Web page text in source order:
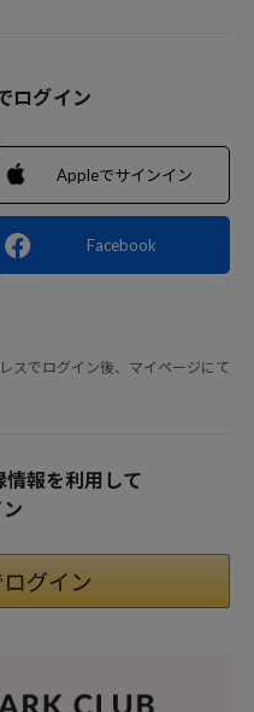
ログイン
Appleでサインイン
Facebook
スでログイン後、マイページにて
報を利用して